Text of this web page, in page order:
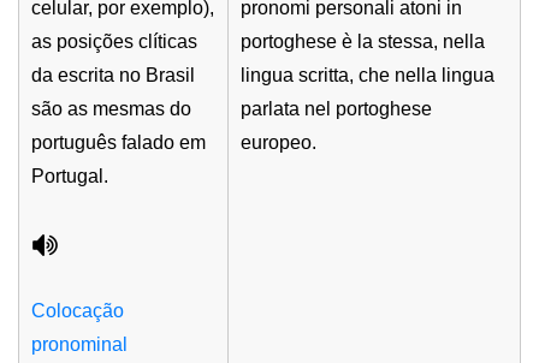
celular, por exemplo),
as posições clíticas
da escrita no Brasil
são as mesmas do
português falado em
Portugal.
Colocação
pronominal
pronomi personali atoni in
portoghese è la stessa, nella
lingua scritta, che nella lingua
parlata nel portoghese
europeo.